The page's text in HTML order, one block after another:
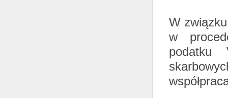
W
w
podatku